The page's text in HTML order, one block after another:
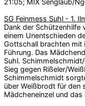
SG Feinmess Suhl - 1.
Dank der Schützenhilfe
einem Unentschieden
Gottschall brachten mit
Führung. Das
Suhl.
Sieg gegen Rißeler/
Schimmelschmidt
über Weißbrodt für den
Mädcheneinzel und das